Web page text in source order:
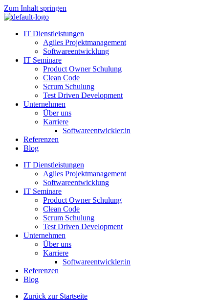
Zum Inhalt springen
IT Dienstleistungen
Agiles Projektmanagement
Softwareentwicklung
IT Seminare
Product Owner Schulung
Clean Code
Scrum Schulung
Test Driven Development
Unternehmen
Über uns
Karriere
Softwareentwickler:in
Referenzen
Blog
IT Dienstleistungen
Agiles Projektmanagement
Softwareentwicklung
IT Seminare
Product Owner Schulung
Clean Code
Scrum Schulung
Test Driven Development
Unternehmen
Über uns
Karriere
Softwareentwickler:in
Referenzen
Blog
Zurück zur Startseite